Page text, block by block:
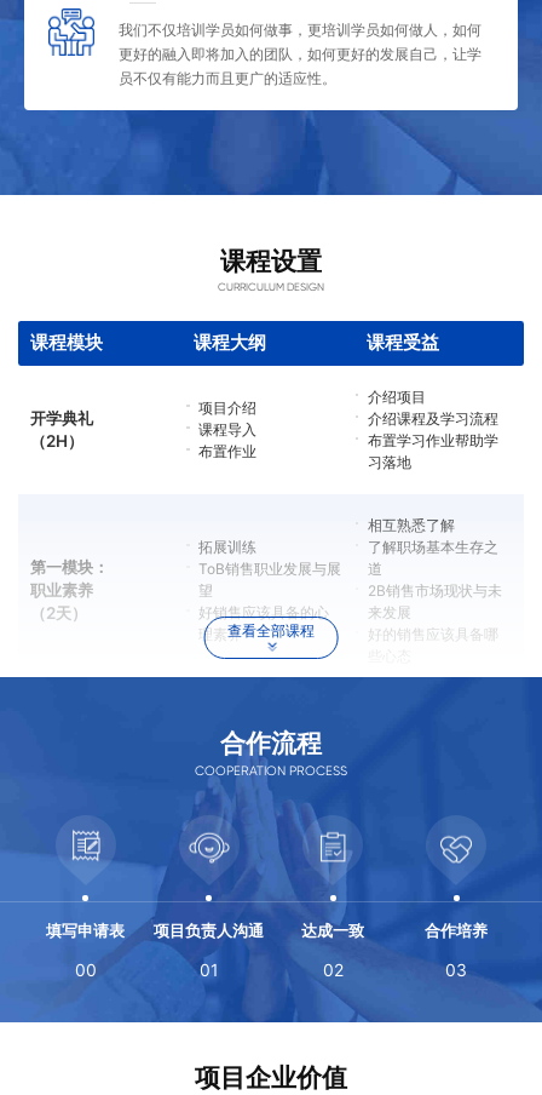
我们不仅培训学员如何做事，更培训学员如何做人，如何
更好的融入即将加入的团队，如何更好的发展自己，让学
员不仅有能力而且更广的适应性。
课程设置
CURRICULUM DESIGN
课程模块 课程大纲 课程受益
开学典礼
（2H）
项目介绍
课程导入
布置作业
介绍项目
介绍课程及学习流程
布置学习作业帮助学
习落地
第一模块：
职业素养
（2天）
拓展训练
ToB销售职业发展与展
望
好销售应该具备的心
理素养
相互熟悉了解
了解职场基本生存之
道
2B销售市场现状与未
来发展
好的销售应该具备哪
训（3天）
常见销售形式及客户
采购流程
销售职业形象与销售
礼仪
销售沟通与拜访技巧
客户需求了解与挖掘
技巧
掌握如何了解客户需
第三模块：
融入与发展
融入团队到成为焦点
如何更好的融入企业
如何在企业成长和发
每位学员结合所学，
做毕业汇报
查看全部课程
合作流程
COOPERATION PROCESS
填写申请表
00
项目负责人沟通
01
达成一致
02
合作培养
03
项目企业价值